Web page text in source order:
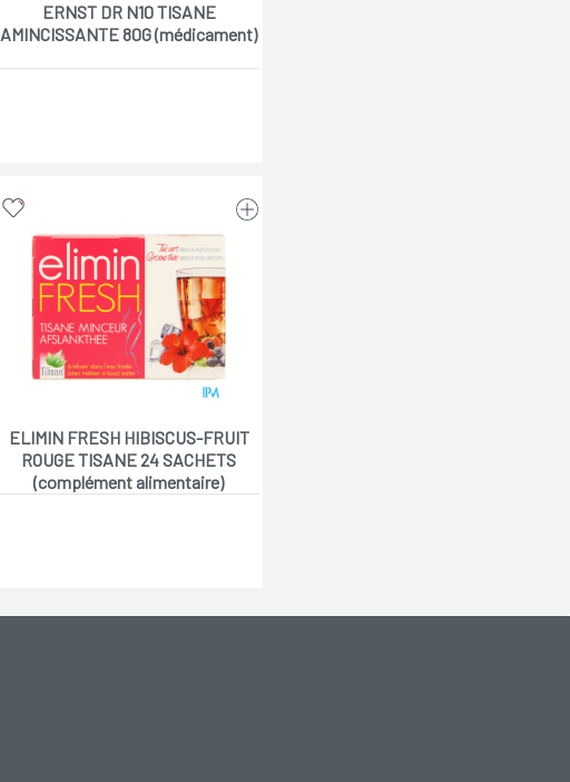
ERNST DR N10 TISANE
AMINCISSANTE 80G (médicament)
ELIMIN FRESH HIBISCUS-FRUIT
ROUGE TISANE 24 SACHETS
(complément alimentaire)